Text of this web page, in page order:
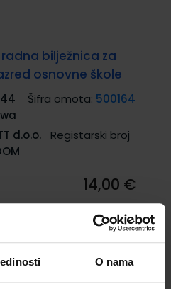
O nama
radna bilježnica za
osnovne škole
Šifra omota: 500164
d.o.o.
Registarski broj
14,00 €